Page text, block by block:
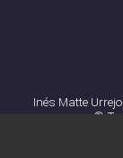
Inés Matte
©